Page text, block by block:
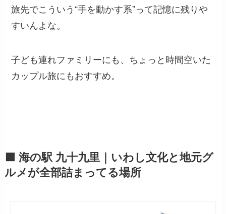
旅先でこういう“手を動かす系”って記憶に残りや
すいんよな。
子ども連れファミリーにも、ちょっと時間空いた
カップル旅にもおすすめ。
🟩 海の駅 九十九里｜いわし文化と地元グ
ルメが全部詰まってる場所